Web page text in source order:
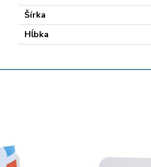
Šírka
Hĺbka